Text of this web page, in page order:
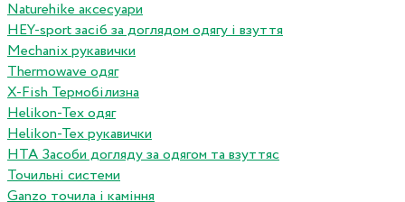
Naturehike аксесуари
HEY-sport засіб за доглядом одягу і взуття
Mechanix рукавички
Thermowave одяг
X-Fish Термобілизна
Helikon-Tex одяг
Helikon-Tex рукавички
HTA Засоби догляду за одягом та взуттяс
Точильні системи
Ganzo точила і каміння